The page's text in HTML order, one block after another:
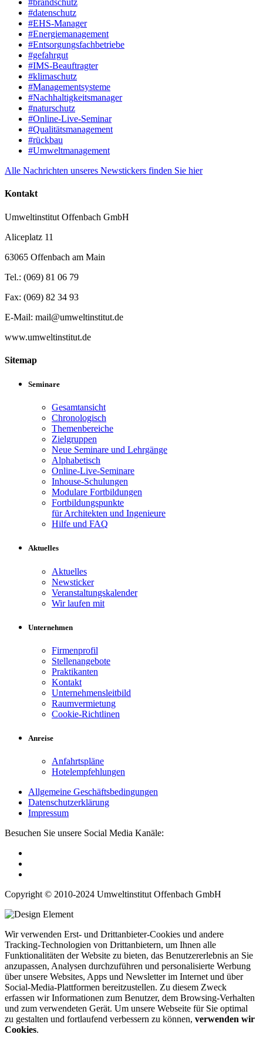
#brandschutz
#datenschutz
#EHS-Manager
#Energiemanagement
#Entsorgungsfachbetriebe
#gefahrgut
#IMS-Beauftragter
#klimaschutz
#Managementsysteme
#Nachhaltigkeitsmanager
#naturschutz
#Online-Live-Seminar
#Qualitätsmanagement
#rückbau
#Umweltmanagement
Alle Nachrichten unseres Newstickers finden Sie hier
Kontakt
Umweltinstitut Offenbach GmbH
Aliceplatz 11
63065 Offenbach am Main
Tel.: (069) 81 06 79
Fax: (069) 82 34 93
E-Mail: mail@umweltinstitut.de
www.umweltinstitut.de
Sitemap
Seminare
Gesamtansicht
Chronologisch
Themenbereiche
Zielgruppen
Neue Seminare und Lehrgänge
Alphabetisch
Online-Live-Seminare
Inhouse-Schulungen
Modulare Fortbildungen
Fortbildungspunkte
für Architekten und Ingenieure
Hilfe und FAQ
Aktuelles
Aktuelles
Newsticker
Veranstaltungskalender
Wir laufen mit
Unternehmen
Firmenprofil
Stellenangebote
Praktikanten
Kontakt
Unternehmensleitbild
Raumvermietung
Cookie-Richtlinen
Anreise
Anfahrtspläne
Hotelempfehlungen
Allgemeine Geschäftsbedingungen
Datenschutzerklärung
Impressum
Besuchen Sie unsere Social Media Kanäle:
Copyright © 2010-2024 Umweltinstitut Offenbach GmbH
Wir verwenden Erst- und Drittanbieter-Cookies und andere
Tracking-Technologien von Drittanbietern, um Ihnen alle
Funktionalitäten der Website zu bieten, das Benutzererlebnis an Sie
anzupassen, Analysen durchzuführen und personalisierte Werbung
über unsere Websites, Apps und Newsletter im Internet und über
Social-Media-Plattformen bereitzustellen. Zu diesem Zweck
erfassen wir Informationen zum Benutzer, dem Browsing-Verhalten
und zum verwendeten Gerät. Um unsere Webseite für Sie optimal
zu gestalten und fortlaufend verbessern zu können, verwenden wir
Cookies.